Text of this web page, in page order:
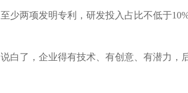
至少两项发明专利，研发投入占比不低于
说白了，企业得有技术、有创意、有潜力，